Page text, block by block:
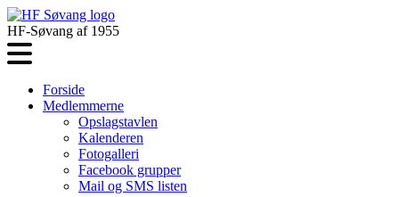
HF-Søvang af 1955
Forside
Medlemmerne
Opslagstavlen
Kalenderen
Fotogalleri
Facebook grupper
Mail og SMS listen